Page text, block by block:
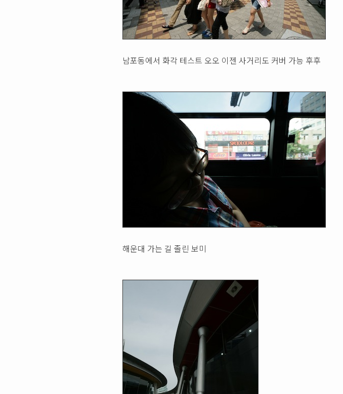
남포동에서 화각 테스트 오오 이젠 사거리도 커버 가능 후후
해운대 가는 길 졸린 보미